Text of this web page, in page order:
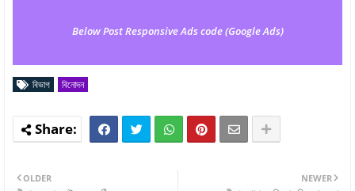
Below Post Responsive Ads code (Google Ads)
বিভাগ বিনোদন
NEWER
OLDER